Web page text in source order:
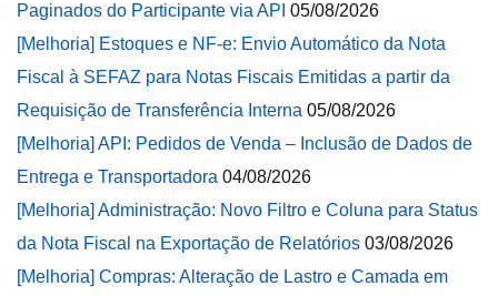
Paginados do Participante via API 05/08/2026
[Melhoria] Estoques e NF-e: Envio Automático da Nota
Fiscal à SEFAZ para Notas Fiscais Emitidas a partir da
Requisição de Transferência Interna 05/08/2026
[Melhoria] API: Pedidos de Venda – Inclusão de Dados de
Entrega e Transportadora 04/08/2026
[Melhoria] Administração: Novo Filtro e Coluna para Status
da Nota Fiscal na Exportação de Relatórios 03/08/2026
[Melhoria] Compras: Alteração de Lastro e Camada em